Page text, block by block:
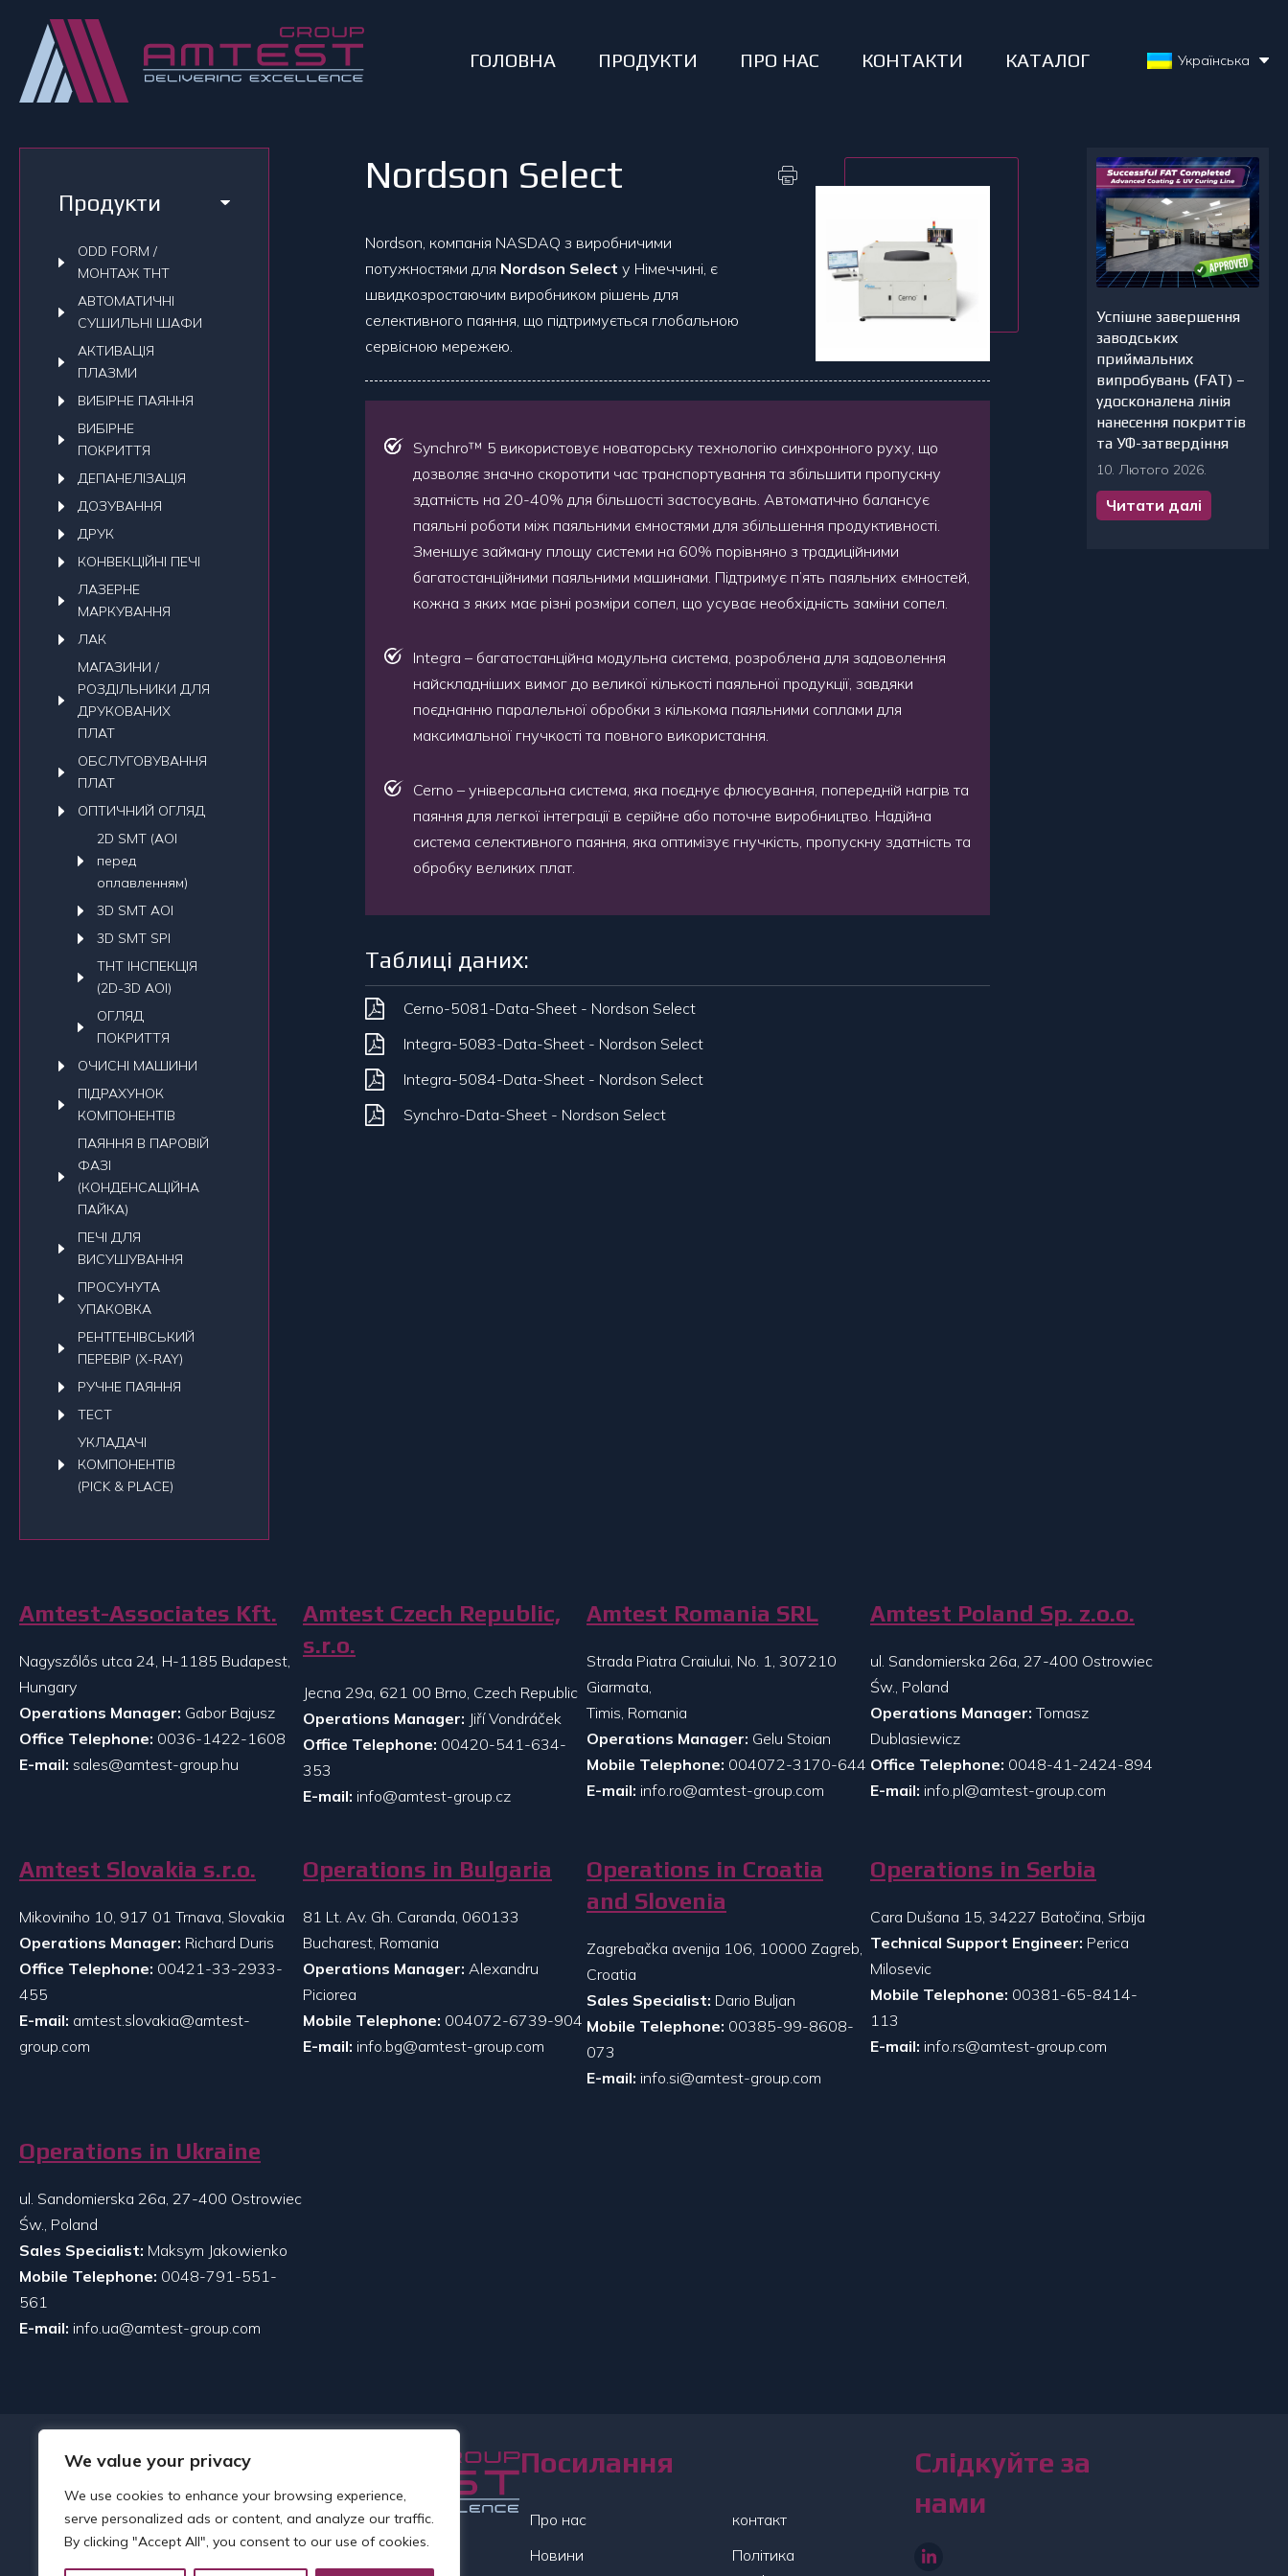
We value your privacy
We use cookies to enhance your browsing experience,
serve personalized ads or content, and analyze our traffic.
By clicking "Accept All", you consent to our use of cookies.
ГОЛОВНА ПРОДУКТИ ПРО НАС КОНТАКТИ КАТАЛОГ Українська
Продукти
ODD FORM /
МОНТАЖ THT
АВТОМАТИЧНI
СУШИЛЬНI ШАФИ
АКТИВАЦІЯ
ПЛАЗМИ
ВИБІРНЕ ПАЯННЯ
ВИБІРНЕ
ПОКРИТТЯ
ДЕПАНЕЛIЗАЦIЯ
ДОЗУВАННЯ
ДРУК
КОНВЕКЦIЙНI ПЕЧI
ЛАЗЕРНЕ
МАРКУВАННЯ
ЛАК
МАГАЗИНИ /
РОЗДІЛЬНИКИ ДЛЯ
ДРУКОВАНИХ
ПЛАТ
ОБСЛУГОВУВАННЯ
ПЛАТ
ОПТИЧНИЙ ОГЛЯД
2D SMT (AOI
перед
оплавленням)
3D SMT AOI
3D SMT SPI
THT ІНСПЕКЦІЯ
(2D-3D AOI)
ОГЛЯД
ПОКРИТТЯ
ОЧИСНI МАШИНИ
ПIДРАХУНОК
КОМПОНЕНТIВ
ПАЯННЯ В ПАРОВІЙ
ФАЗІ
(КОНДЕНСАЦІЙНА
ПАЙКА)
ПЕЧI ДЛЯ
ВИСУШУВАННЯ
ПРОСУНУТА
УПАКОВКА
РЕНТГЕНІВСЬКИЙ
ПЕРЕВІР (X-RAY)
РУЧНЕ ПАЯННЯ
ТЕСТ
УКЛАДАЧI
КОМПОНЕНТІВ
(PICK & PLACE)
Nordson Select
Nordson, компанія NASDAQ з виробничими
потужностями для Nordson Select у Німеччині, є
швидкозростаючим виробником рішень для
селективного паяння, що підтримується глобальною
сервісною мережею.
Synchro™ 5 використовує новаторську технологію синхронного руху, що
дозволяє значно скоротити час транспортування та збільшити пропускну
здатність на 20-40% для більшості застосувань. Автоматично балансує
паяльні роботи між паяльними ємностями для збільшення продуктивності.
Зменшує займану площу системи на 60% порівняно з традиційними
багатостанційними паяльними машинами. Підтримує п’ять паяльних ємностей,
кожна з яких має різні розміри сопел, що усуває необхідність заміни сопел.
Integra – багатостанційна модульна система, розроблена для задоволення
найскладніших вимог до великої кількості паяльної продукції, завдяки
поєднанню паралельної обробки з кількома паяльними соплами для
максимальної гнучкості та повного використання.
Cerno – універсальна система, яка поєднує флюсування, попередній нагрів та
паяння для легкої інтеграції в серійне або поточне виробництво. Надійна
система селективного паяння, яка оптимізує гнучкість, пропускну здатність та
обробку великих плат.
Таблиці даних:
Cerno-5081-Data-Sheet - Nordson Select
Integra-5083-Data-Sheet - Nordson Select
Integra-5084-Data-Sheet - Nordson Select
Synchro-Data-Sheet - Nordson Select
Успішне завершення
заводських
приймальних
випробувань (FAT) –
удосконалена лінія
нанесення покриттів
та УФ-затвердіння
10. Лютого 2026.
Читати далі
Amtest-Associates Kft.
Nagyszőlős utca 24, H-1185 Budapest,
Hungary
Operations Manager: Gabor Bajusz
Office Telephone: 0036-1422-1608
E-mail: sales@amtest-group.hu
Amtest Czech Republic,
s.r.o.
Jecna 29a, 621 00 Brno, Czech Republic
Operations Manager: Jiří Vondráček
Office Telephone: 00420-541-634-
353
E-mail: info@amtest-group.cz
Amtest Romania SRL
Strada Piatra Craiului, No. 1, 307210
Giarmata,
Timis, Romania
Operations Manager: Gelu Stoian
Mobile Telephone: 004072-3170-644
E-mail: info.ro@amtest-group.com
Amtest Poland Sp. z.o.o.
ul. Sandomierska 26a, 27-400 Ostrowiec
Św., Poland
Operations Manager: Tomasz
Dublasiewicz
Office Telephone: 0048-41-2424-894
E-mail: info.pl@amtest-group.com
Amtest Slovakia s.r.o.
Mikoviniho 10, 917 01 Trnava, Slovakia
Operations Manager: Richard Duris
Office Telephone: 00421-33-2933-
455
E-mail: amtest.slovakia@amtest-
group.com
Operations in Bulgaria
81 Lt. Av. Gh. Caranda, 060133
Bucharest, Romania
Operations Manager: Alexandru
Piciorea
Mobile Telephone: 004072-6739-904
E-mail: info.bg@amtest-group.com
Operations in Croatia
and Slovenia
Zagrebačka avenija 106, 10000 Zagreb,
Croatia
Sales Specialist: Dario Buljan
Mobile Telephone: 00385-99-8608-
073
E-mail: info.si@amtest-group.com
Operations in Serbia
Cara Dušana 15, 34227 Batočina, Srbija
Technical Support Engineer: Perica
Milosevic
Mobile Telephone: 00381-65-8414-
113
E-mail: info.rs@amtest-group.com
Operations in Ukraine
ul. Sandomierska 26a, 27-400 Ostrowiec
Św., Poland
Sales Specialist: Maksym Jakowienko
Mobile Telephone: 0048-791-551-
561
E-mail: info.ua@amtest-group.com
Посилання
Про нас
Новини
контакт
Політика
Слідкуйте за
нами